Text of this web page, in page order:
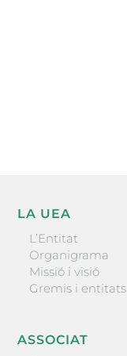
LA UEA
L’Entitat
Organigrama
Missió i visió
Gremis i entitats
ASSOCIAT